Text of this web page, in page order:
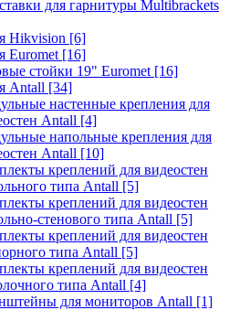
для гарнитуры Multibrackets
Hikvision [6]
Euromet [16]
стойки 19" Euromet [16]
Antall [34]
настенные крепления для
Antall [4]
напольные крепления для
Antall [10]
креплений для видеостен
типа Antall [5]
креплений для видеостен
стенового типа Antall [5]
креплений для видеостен
типа Antall [5]
креплений для видеостен
типа Antall [4]
для мониторов Antall [1]